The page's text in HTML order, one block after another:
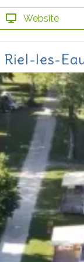
Website
les-